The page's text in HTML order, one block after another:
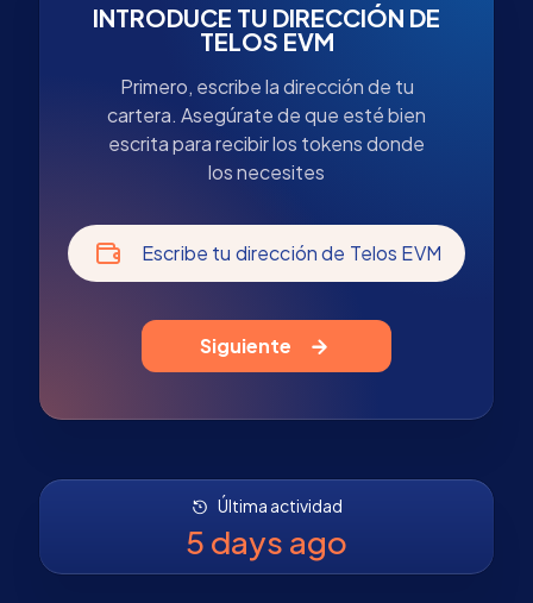
INTRODUCE TU DIRECCIÓN DE
TELOS EVM
Primero, escribe la dirección de tu
cartera. Asegúrate de que esté bien
escrita para recibir los tokens donde
los necesites
Escribe tu dirección de Telos EVM
Siguiente
Última actividad
5 days ago